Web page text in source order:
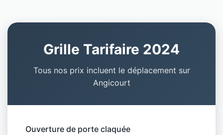
Grille Tarifaire 2024
Tous nos prix incluent le déplacement sur
Angicourt
Ouverture de porte claquée